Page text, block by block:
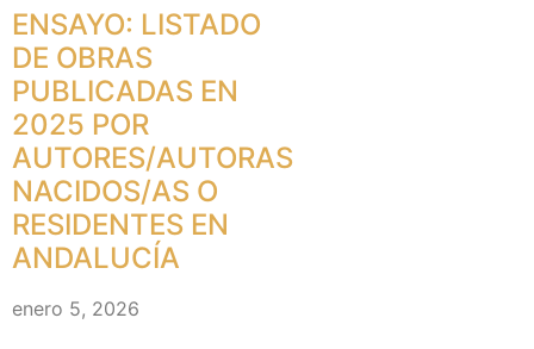
ENSAYO: LISTADO
DE OBRAS
PUBLICADAS EN
2025 POR
AUTORES/AUTORAS
NACIDOS/AS O
RESIDENTES EN
ANDALUCÍA
enero 5, 2026